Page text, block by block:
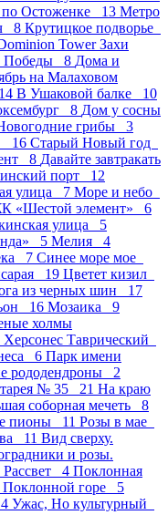
по Остоженке 13 Метро
8 Крутицкое подворье
Tower Захи
Победы 8 Дома и
на Малаховом
В Ушаковой балке 10
8 Дом у сосны
грибы 3
16 Старый Новый год
8 Давайте завтракать
порт 12
улица 7 Море и небо
«Шестой элемент» 6
улица 5
5 Мелия 4
7 Синее море мое
19 Цветет кизил
из черных шин 17
16 Мозаика 9
холмы
Херсонес Таврический
6 Парк имени
рододендроны 2
№ 35 21 На краю
соборная мечеть 8
пионы 11 Розы в мае
11 Вид сверху.
и розы.
Рассвет 4 Поклонная
горе 5
Ужас, Но культурный